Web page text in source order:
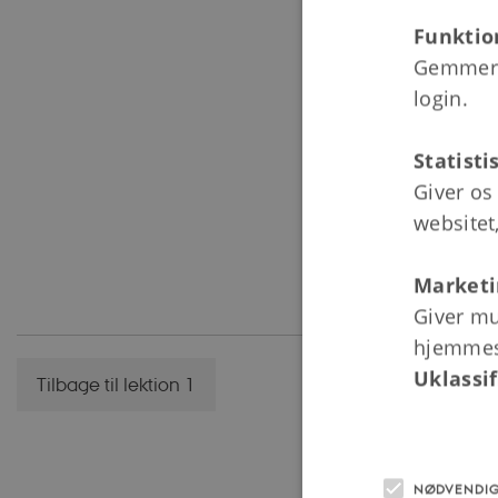
Tilbage til lektion 1
login.
Giver
Giver